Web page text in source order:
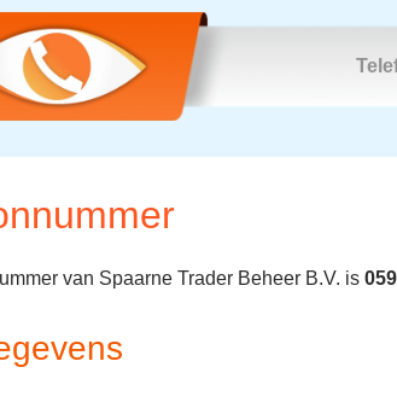
van Spaarne Trader Beheer B.V. is